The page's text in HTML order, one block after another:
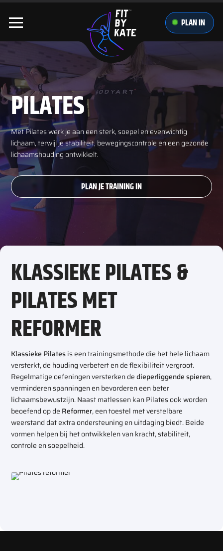
PLAN IN
PILATES
Met Pilates werk je aan een sterk, soepel en evenwichtig
lichaam, terwijl je stabiliteit, bewegingscontrole en een gezonde
lichaamshouding ontwikkelt.
PLAN JE TRAINING IN
KLASSIEKE PILATES &
PILATES MET
REFORMER
Klassieke Pilatesis een trainingsmethode die het hele lichaam
versterkt, de houding verbetert en de flexibiliteit vergroot.
Regelmatige oefeningen versterken dedieperliggende spieren,
verminderen spanningen en bevorderen een beter
lichaamsbewustzijn. Naast matlessen kan Pilates ook worden
beoefend op de Reformer, een toestel met verstelbare
weerstand dat extra ondersteuning en uitdaging biedt. Beide
vormen helpen bij het ontwikkelen van kracht, stabiliteit,
controle en soepelheid.